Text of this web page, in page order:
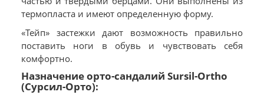
термопласта и имеют определенную форму.
«Тейп» застежки дают возможность правильно
поставить ноги в обувь и чувствовать себя
комфортно.
Назначение орто-сандалий Sursil-Ortho
(Сурсил-Орто):